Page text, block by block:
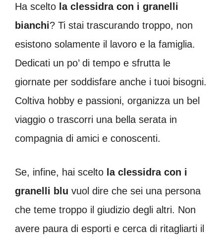
Ha scelto la clessidra con i granelli
bianchi? Ti stai trascurando troppo, non
esistono solamente il lavoro e la famiglia.
Dedicati un po’ di tempo e sfrutta le
giornate per soddisfare anche i tuoi bisogni.
Coltiva hobby e passioni, organizza un bel
viaggio o trascorri una bella serata in
compagnia di amici e conoscenti.
Se, infine, hai scelto la clessidra con i
granelli blu vuol dire che sei una persona
che teme troppo il giudizio degli altri. Non
avere paura di esporti e cerca di ritagliarti il